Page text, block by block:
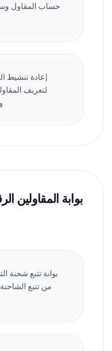
حساب المقاول
إعادة تنشيط
لتعريف
بوابة المقاولين
بوابة تتبع شحنة